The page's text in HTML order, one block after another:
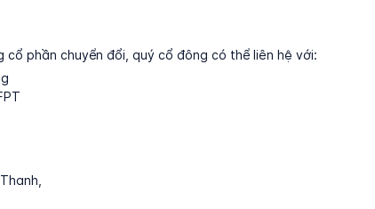
phần chuyển đổi, quý cổ đông có thể liên hệ với: